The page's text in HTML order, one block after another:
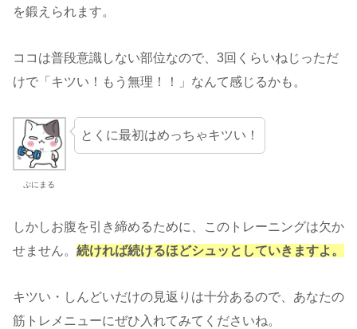
を鍛えられます。
ココは普段意識しない部位なので、3回くらいねじっただ
けで「キツい！もう無理！！」なんて感じるかも。
ぷにまる
とくに最初はめっちゃキツい！
しかしお腹を引き締めるために、このトレーニングは欠か
せません。 続ければ続けるほどシュッとしていきますよ。
キツい・しんどいだけの見返りは十分あるので、あなたの
筋トレメニューにぜひ入れてみてくださいね。